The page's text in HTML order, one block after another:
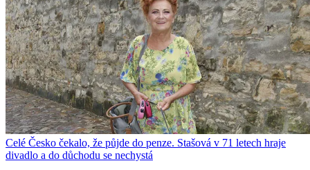
Celé Česko čekalo, že půjde do penze. Stašová v 71 letech hraje
divadlo a do důchodu se nechystá